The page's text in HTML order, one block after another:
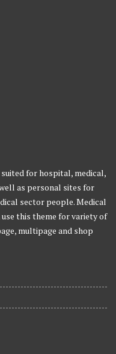
for hospital, medical,
as personal sites for
sector people. Medical
use this theme for variety of
multipage and shop